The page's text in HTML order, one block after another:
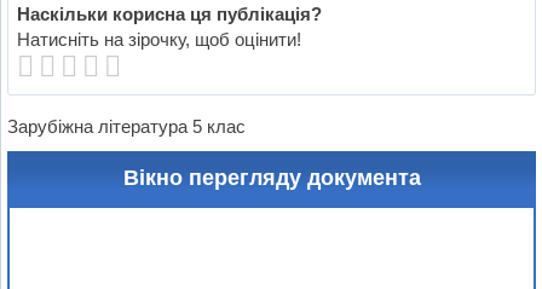
Наскільки корисна ця публікація?
Натисніть на зірочку, щоб оцінити!
Зарубіжна література 5 клас
Вікно перегляду документа